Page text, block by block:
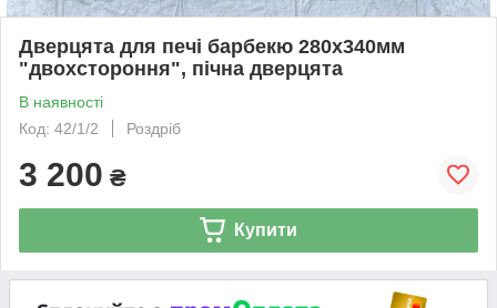
Дверцята для печі барбекю 280х340мм
"двохстороння", пічна дверцята
В наявності
Код: 42/1/2
Роздріб
3 200 ₴
Купити